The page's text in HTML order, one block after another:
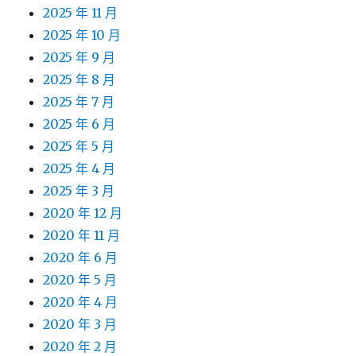
2025 年 11 月
2025 年 10 月
2025 年 9 月
2025 年 8 月
2025 年 7 月
2025 年 6 月
2025 年 5 月
2025 年 4 月
2025 年 3 月
2020 年 12 月
2020 年 11 月
2020 年 6 月
2020 年 5 月
2020 年 4 月
2020 年 3 月
2020 年 2 月